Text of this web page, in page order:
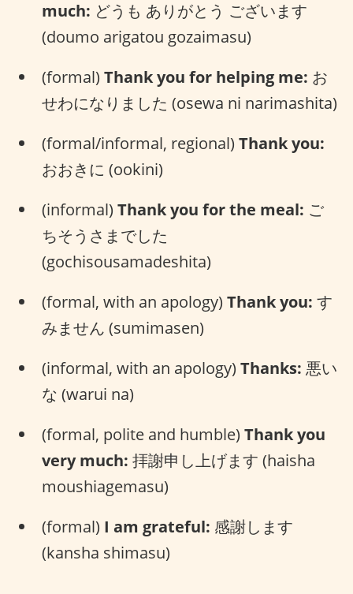
much: どうも ありがとう ございます
(doumo arigatou gozaimasu)
(formal) Thank you for helping me: お
せわになりました (osewa ni narimashita)
(formal/informal, regional) Thank you:
おおきに (ookini)
(informal) Thank you for the meal: ご
ちそうさまでした
(gochisousamadeshita)
(formal, with an apology) Thank you: す
みません (sumimasen)
(informal, with an apology) Thanks: 悪い
な (warui na)
(formal, polite and humble) Thank you
very much: 拝謝申し上げます (haisha
moushiagemasu)
(formal) I am grateful: 感謝します
(kansha shimasu)